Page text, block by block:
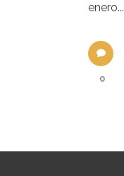
enero...
0